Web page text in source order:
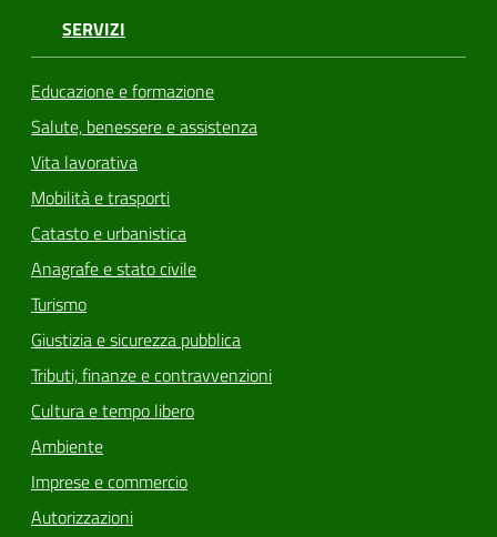
SERVIZI
Educazione e formazione
Salute, benessere e assistenza
Vita lavorativa
Mobilità e trasporti
Catasto e urbanistica
Anagrafe e stato civile
Turismo
Giustizia e sicurezza pubblica
Tributi, finanze e contravvenzioni
Cultura e tempo libero
Ambiente
Imprese e commercio
Autorizzazioni